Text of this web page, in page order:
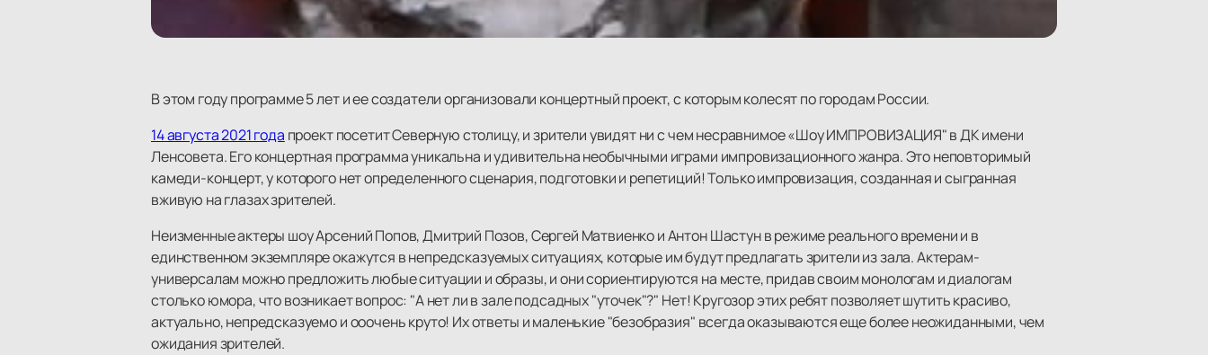
В этом году программе 5 лет и ее создатели организовали концертный проект, с которым колесят по городам России.
14 августа 2021 года проект посетит Северную столицу, и зрители увидят ни с чем несравнимое «Шоу ИМПРОВИЗАЦИЯ" в ДК имени
Ленсовета. Его концертная программа уникальна и удивительна необычными играми импровизационного жанра. Это неповторимый
камеди-концерт, у которого нет определенного сценария, подготовки и репетиций! Только импровизация, созданная и сыгранная
вживую на глазах зрителей.
Неизменные актеры шоу Арсений Попов, Дмитрий Позов, Сергей Матвиенко и Антон Шастун в режиме реального времени и в
единственном экземпляре окажутся в непредсказуемых ситуациях, которые им будут предлагать зрители из зала. Актерам-
универсалам можно предложить любые ситуации и образы, и они сориентируются на месте, придав своим монологам и диалогам
столько юмора, что возникает вопрос: "А нет ли в зале подсадных "уточек"?" Нет! Кругозор этих ребят позволяет шутить красиво,
актуально, непредсказуемо и ооочень круто! Их ответы и маленькие "безобразия" всегда оказываются еще более неожиданными, чем
ожидания зрителей.